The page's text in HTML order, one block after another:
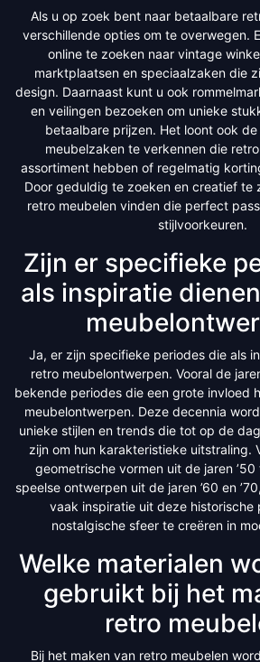
Als u op zoek bent naar betaalbare
verschillende opties om te overwegen.
online te zoeken naar vintage
marktplaatsen en speciaalzaken die
design. Daarnaast kunt u ook
en veilingen bezoeken om unieke
betaalbare prijzen. Het loont ook
meubelzaken te verkennen die
assortiment hebben of regelmatig
Door geduldig te zoeken en creatief te
retro meubelen vinden die perfect
stijlvoorkeuren.
Zijn er specifieke
als inspiratie
Ja, er zijn specifieke periodes die als
retro meubelontwerpen. Vooral de
bekende periodes die een grote invloed
meubelontwerpen. Deze decennia
unieke stijlen en trends die tot op de
zijn om hun karakteristieke uitstraling.
geometrische vormen uit de jaren
speelse ontwerpen uit de jaren ’60 en
vaak inspiratie uit deze historische
nostalgische sfeer te creëren in
Welke materialen
gebruikt bij het
retro
Bij het maken van retro meubelen